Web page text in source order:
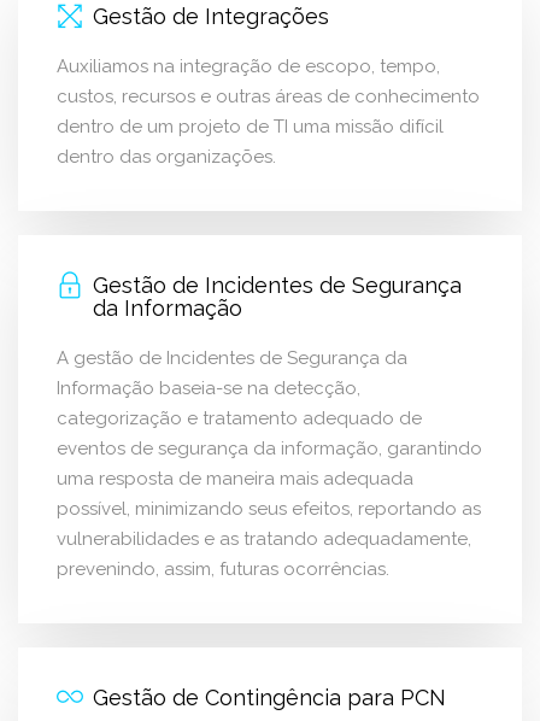
Gestão de Integrações
Auxiliamos na integração de escopo, tempo,
custos, recursos e outras áreas de conhecimento
dentro de um projeto de TI uma missão difícil
dentro das organizações.
Gestão de Incidentes de Segurança
da Informação
A gestão de Incidentes de Segurança da
Informação baseia-se na detecção,
categorização e tratamento adequado de
eventos de segurança da informação, garantindo
uma resposta de maneira mais adequada
possível, minimizando seus efeitos, reportando as
vulnerabilidades e as tratando adequadamente,
prevenindo, assim, futuras ocorrências.
Gestão de Contingência para PCN